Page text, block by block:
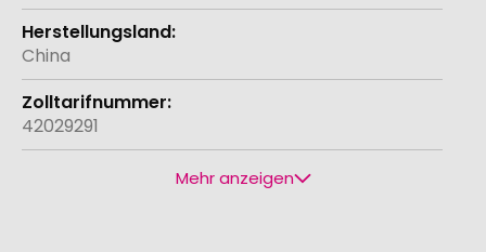
China
42029291
Mehr anzeigen